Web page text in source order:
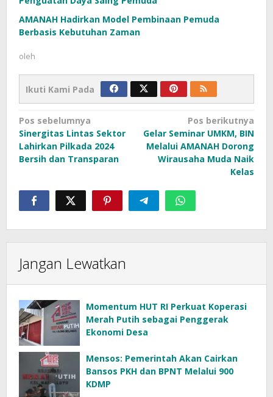
AMANAH Hadirkan Model Pembinaan Pemuda
Berbasis Kebutuhan Zaman
oleh
Ikuti Kami Pada
Navigasi
pos
Pos sebelumnya
Sinergitas Lintas Sektor
Lahirkan Pilkada 2024
Bersih dan Transparan
Pos berikutnya
Gelar Seminar UMKM, BIN
Melalui AMANAH Dorong
Wirausaha Muda Naik
Kelas
Jangan Lewatkan
Momentum HUT RI Perkuat Koperasi
Merah Putih sebagai Penggerak
Ekonomi Desa
Mensos: Pemerintah Akan Cairkan
Bansos PKH dan BPNT Melalui 900
KDMP